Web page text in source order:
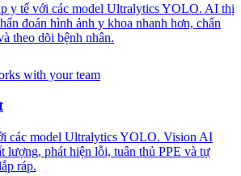
y tế với các model Ultralytics YOLO. AI thị
đoán hình ảnh y khoa nhanh hơn, chẩn
theo dõi bệnh nhân.
các model Ultralytics YOLO. Vision AI
lượng, phát hiện lỗi, tuân thủ PPE và tự
ráp.